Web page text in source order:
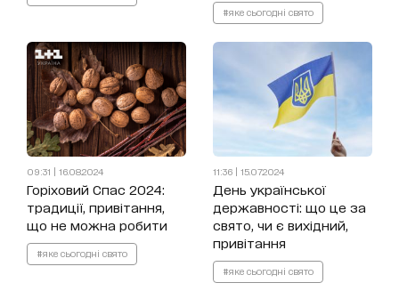
#яке сьогодні свято
09:31 | 16.08.2024
Горіховий Спас 2024:
традиції, привітання,
що не можна робити
#яке сьогодні свято
11:36 | 15.07.2024
День української
державності: що це за
свято, чи є вихідний,
привітання
#яке сьогодні свято